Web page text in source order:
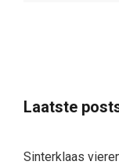
Laatste
Sinterklaas